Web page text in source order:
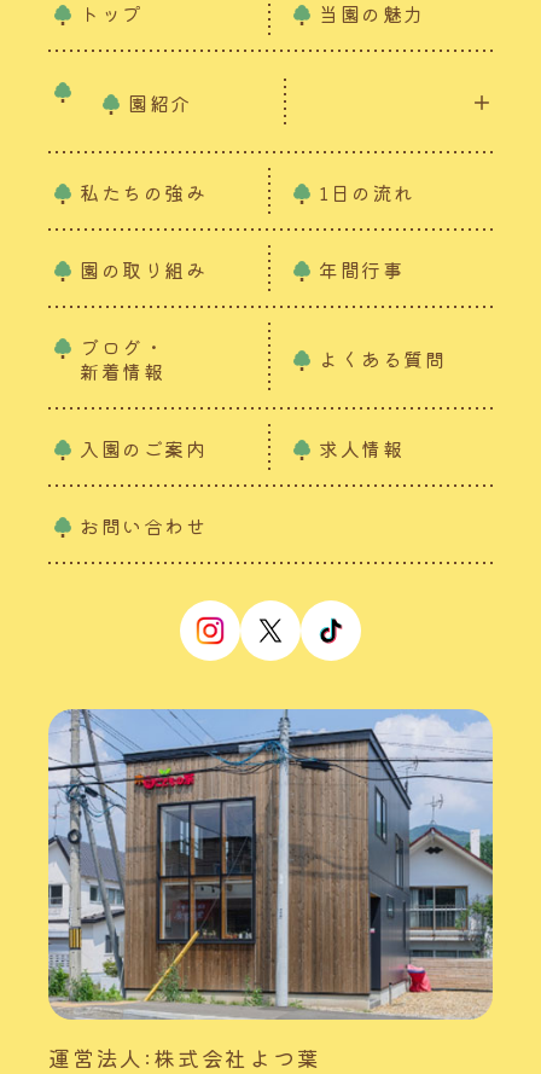
トップ 当園の魅力
園紹介
私たちの強み 1日の流れ
園の取り組み 年間行事
ブログ・
新着情報
よくある質問
入園のご案内 求人情報
お問い合わせ
運営法人:株式会社よつ葉